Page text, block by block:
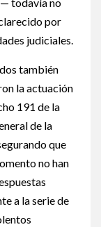
por
judiciales.
también
la actuación
191 de la
de la
que
no han
a la serie de